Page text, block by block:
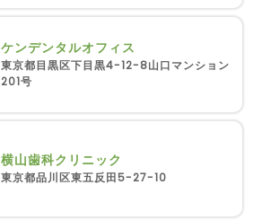
ケンデンタルオフィス
東京都目黒区下目黒4-12-8山口マンション
201号
横山歯科クリニック
東京都品川区東五反田5-27-10